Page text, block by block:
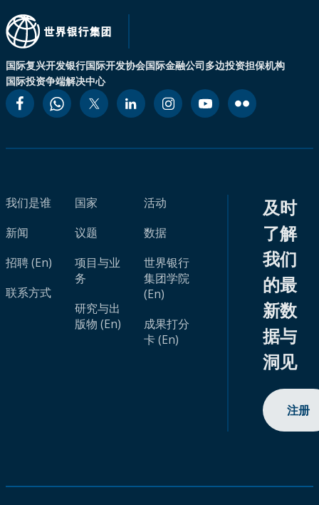
国际复兴开发银行国际开发协会国际金融公司多边投资担保机构
国际投资争端解决中心
我们是谁
新闻
招聘 (En)
联系方式
国家
议题
项目与业
务
研究与出
版物 (En)
活动
数据
世界银行
集团学院
(En)
成果打分
卡 (En)
及时
了解
我们
的最
新数
据与
洞见
注册